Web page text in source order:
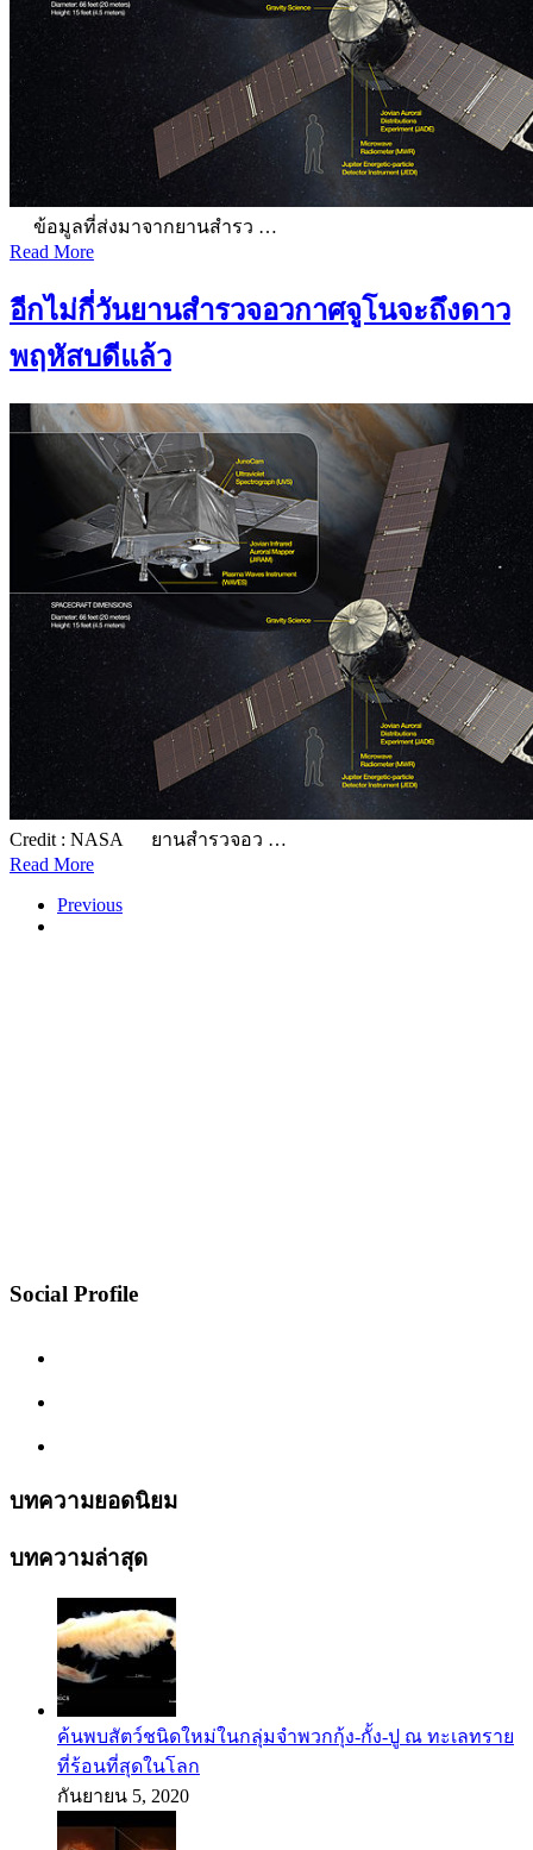
ข้อมูลที่ส่งมาจากยานสำรว …
Read More
อีกไม่กี่วันยานสำรวจอวกาศจูโนจะถึงดาว
พฤหัสบดีแล้ว
Credit : NASA ยานสำรวจอว …
Read More
Previous
Social Profile
บทความยอดนิยม
บทความล่าสุด
ค้นพบสัตว์ชนิดใหม่ในกลุ่มจำพวกกุ้ง-กั้ง-ปู ณ ทะเลทราย
ที่ร้อนที่สุดในโลก
กันยายน 5, 2020